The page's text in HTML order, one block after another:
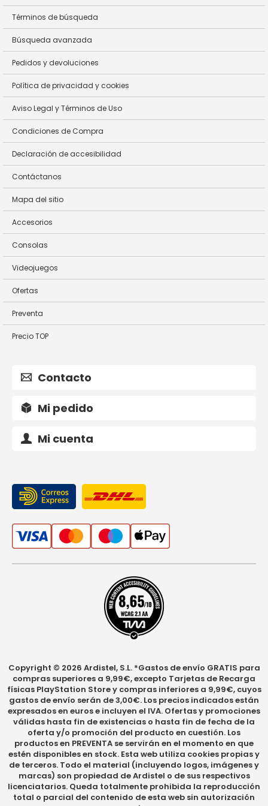
Términos de búsqueda
Búsqueda avanzada
Pedidos y devoluciones
Política de privacidad y cookies
Aviso Legal y Términos de Uso
Condiciones de Compra
Declaración de accesibilidad
Contáctanos
Mapa del sitio
Accesorios
Consolas
Videojuegos
Ofertas
Preventa
Precio TOP
Contacto
Mi pedido
Mi cuenta
Copyright © 2026 Ardistel, S.L. *Gastos de envío GRATIS para
compras superiores a 9,99€, excepto Tarjetas de Recarga
físicas PlayStation Store y compras inferiores a 9,99€, cuyos
gastos de envío serán de 3,00€. Los precios indicados están
expresados en euros e incluyen el IVA. Ofertas y promociones
válidas hasta fin de existencias o hasta fin de fecha de la
oferta y/o promoción del producto en cuestión. Los
productos en PREVENTA se servirán en el momento en que
estén disponibles en stock. Esta web utiliza cookies propias y
de terceros. Todo el material (incluyendo logos, imágenes y
marcas) son propiedad de Ardistel o de sus respectivos
licenciatarios. Queda totalmente prohibida la reproducción
total o parcial del contenido de esta web sin autorización